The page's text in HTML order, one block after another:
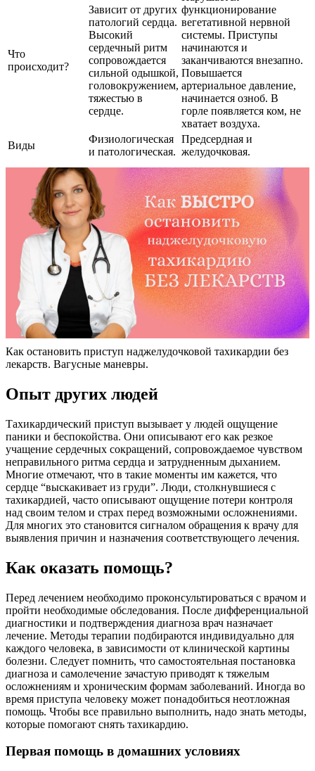
Что
происходит?
Зависит от других
патологий сердца.
Высокий
сердечный ритм
сопровождается
сильной одышкой,
головокружением,
тяжестью в
сердце.
функционирование
вегетативной нервной
системы. Приступы
начинаются и
заканчиваются внезапно.
Повышается
артериальное давление,
начинается озноб. В
горле появляется ком, не
хватает воздуха.
Виды
Физиологическая
и патологическая.
Предсердная и
желудочковая.
Как остановить приступ наджелудочковой тахикардии без
лекарств. Вагусные маневры.
Опыт других людей
Тахикардический приступ вызывает у людей ощущение
паники и беспокойства. Они описывают его как резкое
учащение сердечных сокращений, сопровождаемое чувством
неправильного ритма сердца и затрудненным дыханием.
Многие отмечают, что в такие моменты им кажется, что
сердце “выскакивает из груди”. Люди, столкнувшиеся с
тахикардией, часто описывают ощущение потери контроля
над своим телом и страх перед возможными осложнениями.
Для многих это становится сигналом обращения к врачу для
выявления причин и назначения соответствующего лечения.
Как оказать помощь?
Перед лечением необходимо проконсультироваться с врачом и
пройти необходимые обследования. После дифференциальной
диагностики и подтверждения диагноза врач назначает
лечение. Методы терапии подбираются индивидуально для
каждого человека, в зависимости от клинической картины
болезни. Следует помнить, что самостоятельная постановка
диагноза и самолечение зачастую приводят к тяжелым
осложнениям и хроническим формам заболеваний. Иногда во
время приступа человеку может понадобиться неотложная
помощь. Чтобы все правильно выполнить, надо знать методы,
которые помогают снять тахикардию.
Первая помощь в домашних условиях